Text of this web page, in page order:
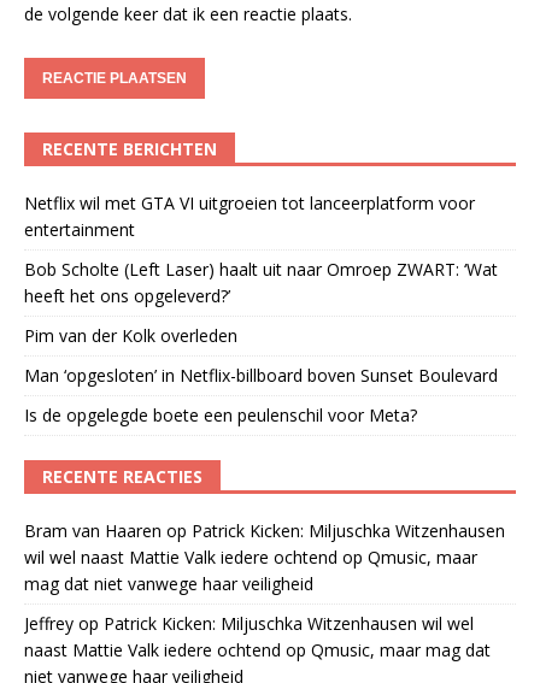
de volgende keer dat ik een reactie plaats.
RECENTE BERICHTEN
Netflix wil met GTA VI uitgroeien tot lanceerplatform voor
entertainment
Bob Scholte (Left Laser) haalt uit naar Omroep ZWART: ‘Wat
heeft het ons opgeleverd?’
Pim van der Kolk overleden
Man ‘opgesloten’ in Netflix-billboard boven Sunset Boulevard
Is de opgelegde boete een peulenschil voor Meta?
RECENTE REACTIES
Bram van Haaren op Patrick Kicken: Miljuschka Witzenhausen
wil wel naast Mattie Valk iedere ochtend op Qmusic, maar
mag dat niet vanwege haar veiligheid
Jeffrey op Patrick Kicken: Miljuschka Witzenhausen wil wel
naast Mattie Valk iedere ochtend op Qmusic, maar mag dat
niet vanwege haar veiligheid